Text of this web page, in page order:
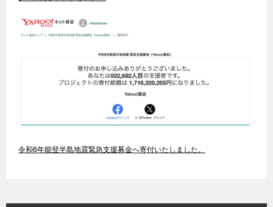
令和6年能登半島地震緊急支援募金へ寄付いたしました。